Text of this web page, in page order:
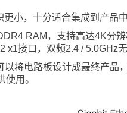
小，十分适合集成到产品中
RAM，支持高达4K分
接口，双频2.4 / 5.0GHz
将电路板设计成最终产品
用。